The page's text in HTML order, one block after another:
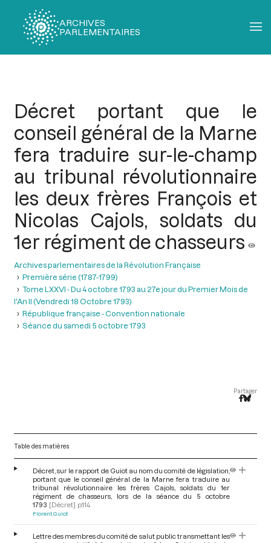
ARCHIVES
PARLEMENTAIRES
Décret portant que le
conseil général de la Marne
fera traduire sur-le-champ
au tribunal révolutionnaire
les deux frères François et
Nicolas Cajols, soldats du
1er régiment de chasseurs
Archives parlementaires de la Révolution Française
Première série (1787-1799)
Tome LXXVI - Du 4 octobre 1793 au 27e jour du Premier Mois de
l'An II (Vendredi 18 Octobre 1793)
République française - Convention nationale
Séance du samedi 5 octobre 1793
Partager
Table des matières
Décret, sur le rapport de Guiot au nom du comité de législation,
portant que le conseil général de la Marne fera traduire au
tribunal révolutionnaire les frères Cajols, soldats du 1er
régiment de chasseurs, lors de la séance du 5 octobre
1793 [Décret] p.114
Florent Guiot
Lettre des membres du comité de salut public transmettant les